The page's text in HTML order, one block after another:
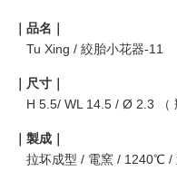
｜品名｜
Tu Xing / 絞胎小花器-11
｜尺寸｜
H 5.5/ WL 14.5 / Ø 2.3 （
｜製成｜
拉坏成型 / 電窯 / 1240℃ /